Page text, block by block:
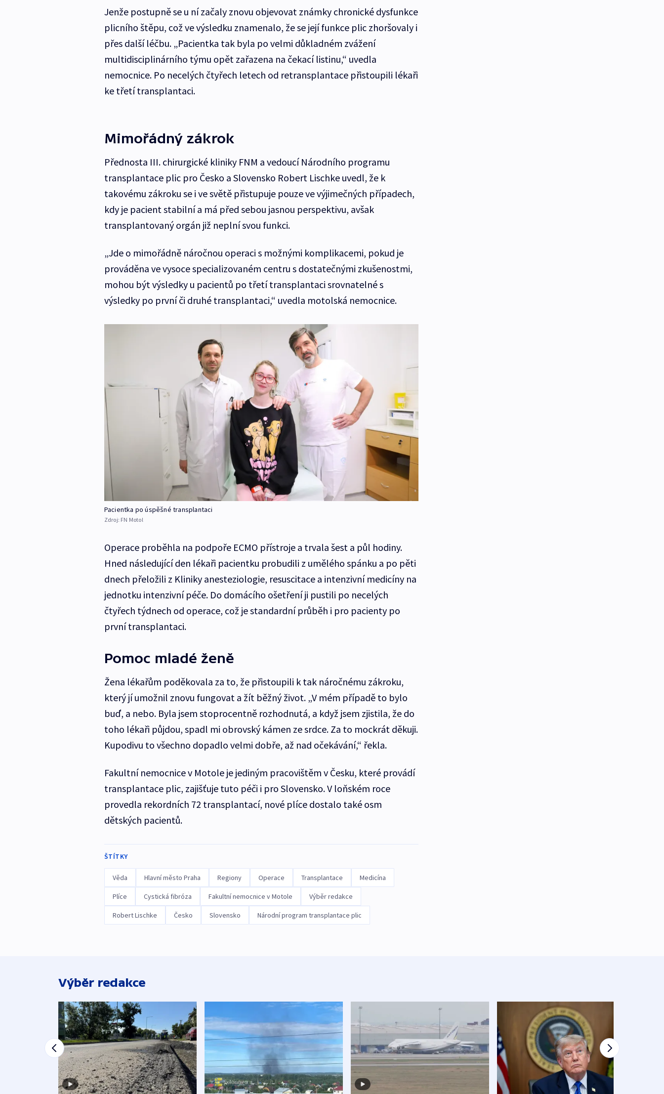
Jenže postupně se u ní začaly znovu objevovat známky chronické dysfunkce
plicního štěpu, což ve výsledku znamenalo, že se její funkce plic zhoršovaly i
přes další léčbu. „Pacientka tak byla po velmi důkladném zvážení
multidisciplinárního týmu opět zařazena na čekací listinu,“ uvedla
nemocnice. Po necelých čtyřech letech od retransplantace přistoupili lékaři
ke třetí transplantaci.
Mimořádný zákrok
Přednosta III. chirurgické kliniky FNM a vedoucí Národního programu
transplantace plic pro Česko a Slovensko Robert Lischke uvedl, že k
takovému zákroku se i ve světě přistupuje pouze ve výjimečných případech,
kdy je pacient stabilní a má před sebou jasnou perspektivu, avšak
transplantovaný orgán již neplní svou funkci.
„Jde o mimořádně náročnou operaci s možnými komplikacemi, pokud je
prováděna ve vysoce specializovaném centru s dostatečnými zkušenostmi,
mohou být výsledky u pacientů po třetí transplantaci srovnatelné s
výsledky po první či druhé transplantaci,“ uvedla motolská nemocnice.
Pacientka po úspěšné transplantaci
Zdroj: FN Motol
Operace proběhla na podpoře ECMO přístroje a trvala šest a půl hodiny.
Hned následující den lékaři pacientku probudili z umělého spánku a po pěti
dnech přeložili z Kliniky anesteziologie, resuscitace a intenzivní medicíny na
jednotku intenzivní péče. Do domácího ošetření ji pustili po necelých
čtyřech týdnech od operace, což je standardní průběh i pro pacienty po
první transplantaci.
Pomoc mladé ženě
Žena lékařům poděkovala za to, že přistoupili k tak náročnému zákroku,
který jí umožnil znovu fungovat a žít běžný život. „V mém případě to bylo
buď, a nebo. Byla jsem stoprocentně rozhodnutá, a když jsem zjistila, že do
toho lékaři půjdou, spadl mi obrovský kámen ze srdce. Za to mockrát děkuji.
Kupodivu to všechno dopadlo velmi dobře, až nad očekávání,“ řekla.
Fakultní nemocnice v Motole je jediným pracovištěm v Česku, které provádí
transplantace plic, zajišťuje tuto péči i pro Slovensko. V loňském roce
provedla rekordních 72 transplantací, nové plíce dostalo také osm
dětských pacientů.
ŠTÍTKY
Věda Hlavní město Praha Regiony Operace Transplantace Medicína
Plíce Cystická fibróza Fakultní nemocnice v Motole Výběr redakce
Robert Lischke Česko Slovensko Národní program transplantace plic
Výběr redakce